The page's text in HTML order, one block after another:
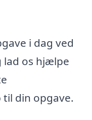
i dag ved
lad os hjælpe
din opgave.